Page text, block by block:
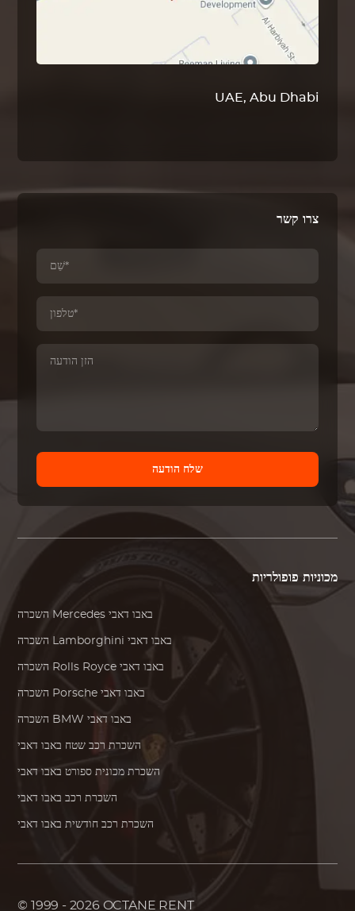
UAE, Abu Dhabi
צרו קשר
שלח הודעה
מכוניות פופולריות
Mercedes באבו דאבי
Lamborghini באבו דאבי
Rolls Royce באבו דאבי
Porsche באבו דאבי
BMW באבו דאבי
השכרת רכב שטח באבו דאבי
השכרת מכונית ספורט באבו דאבי
השכרת רכב באבו דאבי
השכרת רכב חודשית באבו דאבי
© 1999 - 2026 OCTANE RENT